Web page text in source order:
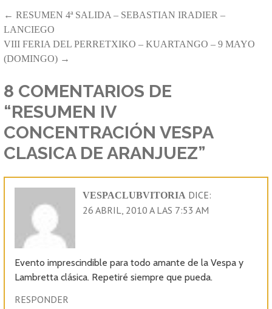
NAVEGACIÓN
DE
ENTRADAS
← RESUMEN 4ª SALIDA – SEBASTIAN IRADIER –
LANCIEGO
VIII FERIA DEL PERRETXIKO – KUARTANGO – 9 MAYO
(DOMINGO) →
8 COMENTARIOS DE
“RESUMEN IV
CONCENTRACIÓN VESPA
CLASICA DE ARANJUEZ”
VESPACLUBVITORIA DICE:
26 ABRIL, 2010 A LAS 7:53 AM
Evento imprescindible para todo amante de la Vespa y
Lambretta clásica. Repetiré siempre que pueda.
RESPONDER